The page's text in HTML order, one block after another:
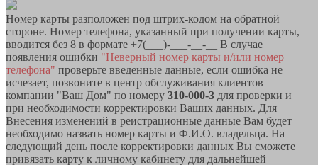
Номер карты разположен под штрих-кодом на обратной
стороне. Номер телефона, указанный при получении карты,
вводится без 8 в формате +7(___)-___-__-__ В случае
появления ошибки "Неверный номер карты и/или номер
телефона" проверьте введенные данные, если ошибка не
исчезает, позвоните в центр обслуживания клиентов
компании "Ваш Дом" по номеру 310-000-3 для проверки и
при необходимости корректировки Ваших данных. Для
Внесения изменений в реистрационные данные Вам будет
необходимо назвать номер карты и Ф.И.О. владельца. На
следующий день после корректировки данных Вы сможете
привязать карту к личному кабинету для дальнейшей